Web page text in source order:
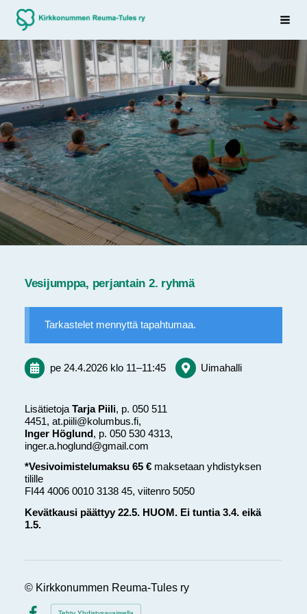
Siirry
sivun
sisältöön
Sivuston etusivulle
Vesijumppa, perjantain 2. ryhmä
Tarkastelet mennyttä tapahtumaa.
pe 24.4.2026 klo 11–11:45 Uimahalli
Lisätietoja Tarja Piili, p. 050 511
4451, at.piili@kolumbus.fi,
Inger Höglund , p. 050 530 4313,
inger.a.hoglund@gmail.com
*Vesivoimistelumaksu 65 €maksetaan yhdistyksen
tilille
FI44 4006 0010 3138 45, viitenro 5050
Kevätkausi päättyy 22.5. HUOM. Ei tuntia 3.4. eikä
1.5.
© Kirkkonummen Reuma-Tules ry